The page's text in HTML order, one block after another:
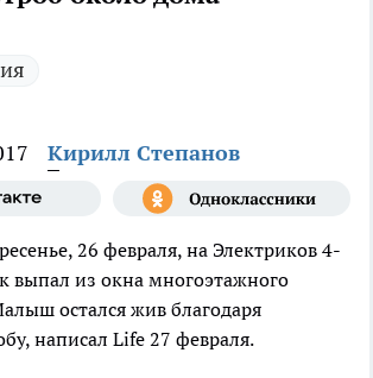
Кирилл Степанов
26 февраля, на Электриков 4-
выпал из окна многоэтажного
остался жив благодаря
написал Life 27 февраля.